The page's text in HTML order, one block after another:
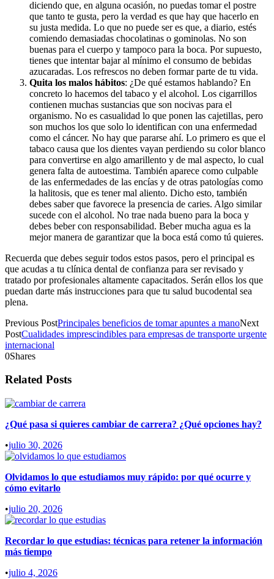
diciendo que, en alguna ocasión, no puedas tomar el postre
que tanto te gusta, pero la verdad es que hay que hacerlo en
su justa medida. Lo que no puede ser es que, a diario, estés
comiendo demasiadas chocolatinas o gominolas. No son
buenas para el cuerpo y tampoco para la boca. Por supuesto,
tienes que intentar bajar al mínimo el consumo de bebidas
azucaradas. Los refrescos no deben formar parte de tu vida.
Quita los malos hábitos: ¿De qué estamos hablando? En
concreto lo hacemos del tabaco y el alcohol. Los cigarrillos
contienen muchas sustancias que son nocivas para el
organismo. No es casualidad lo que ponen las cajetillas, pero
son muchos los que solo lo identifican con una enfermedad
como el cáncer. No hay que pararse ahí. Lo primero es que el
tabaco causa que los dientes vayan perdiendo su color blanco
para convertirse en algo amarillento y de mal aspecto, lo cual
genera falta de autoestima. También aparece como culpable
de las enfermedades de las encías y de otras patologías como
la halitosis, que es tener mal aliento. Dicho esto, también
debes saber que favorece la presencia de caries. Algo similar
sucede con el alcohol. No trae nada bueno para la boca y
debes beber con responsabilidad. Beber mucha agua es la
mejor manera de garantizar que la boca está como tú quieres.
Recuerda que debes seguir todos estos pasos, pero el principal es
que acudas a tu clínica dental de confianza para ser revisado y
tratado por profesionales altamente capacitados. Serán ellos los que
puedan darte más instrucciones para que tu salud bucodental sea
plena.
Previous PostPrincipales beneficios de tomar apuntes a manoNext
PostCualidades imprescindibles para empresas de transporte urgente
internacional
0Shares
Related Posts
¿Qué pasa si quieres cambiar de carrera? ¿Qué opciones hay?
•julio 30, 2026
Olvidamos lo que estudiamos muy rápido: por qué ocurre y
cómo evitarlo
•julio 20, 2026
Recordar lo que estudias: técnicas para retener la información
más tiempo
•julio 4, 2026